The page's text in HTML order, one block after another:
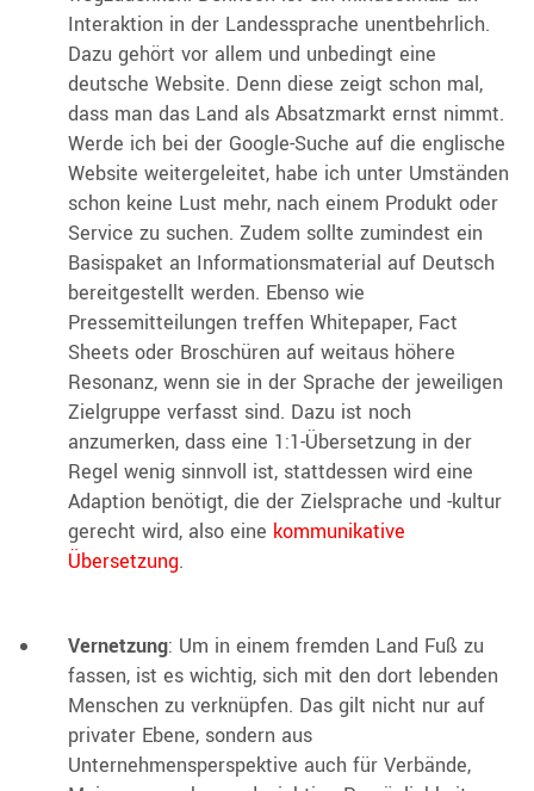
Interaktion in der Landessprache unentbehrlich.
Dazu gehört vor allem und unbedingt eine
deutsche Website. Denn diese zeigt schon mal,
dass man das Land als Absatzmarkt ernst nimmt.
Werde ich bei der Google-Suche auf die englische
Website weitergeleitet, habe ich unter Umständen
schon keine Lust mehr, nach einem Produkt oder
Service zu suchen. Zudem sollte zumindest ein
Basispaket an Informationsmaterial auf Deutsch
bereitgestellt werden. Ebenso wie
Pressemitteilungen treffen Whitepaper, Fact
Sheets oder Broschüren auf weitaus höhere
Resonanz, wenn sie in der Sprache der jeweiligen
Zielgruppe verfasst sind. Dazu ist noch
anzumerken, dass eine 1:1-Übersetzung in der
Regel wenig sinnvoll ist, stattdessen wird eine
Adaption benötigt, die der Zielsprache und -kultur
gerecht wird, also eine kommunikative
Übersetzung.
Vernetzung: Um in einem fremden Land Fuß zu
fassen, ist es wichtig, sich mit den dort lebenden
Menschen zu verknüpfen. Das gilt nicht nur auf
privater Ebene, sondern aus
Unternehmensperspektive auch für Verbände,